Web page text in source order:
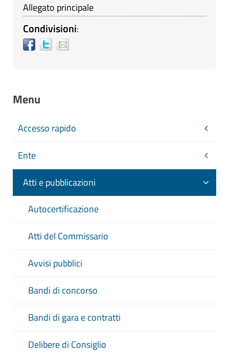
Allegato principale
Condivisioni:
Menu
Accesso rapido
Ente
Atti e pubblicazioni
Autocertificazione
Atti del Commissario
Avvisi pubblici
Bandi di concorso
Bandi di gara e contratti
Delibere di Consiglio